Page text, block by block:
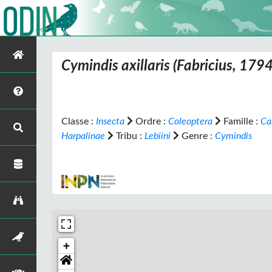
Cymindis axillaris (Fabricius,
Classe : Insecta Ordre : Coleoptera Famille :
Harpalinae
Tribu : Lebiini Genre : Cymindis
+